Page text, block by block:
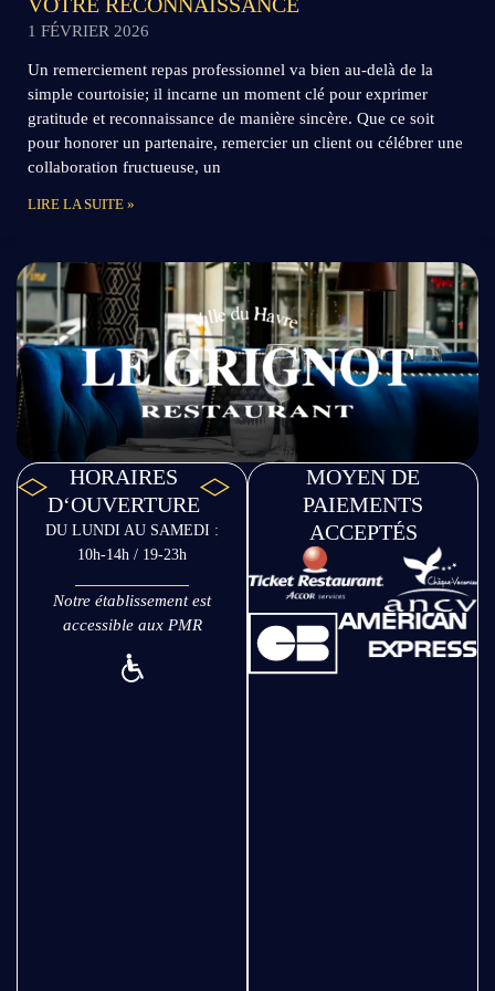
1 FÉVRIER 2026
Un remerciement repas professionnel va bien au-delà de la
simple courtoisie; il incarne un moment clé pour exprimer
gratitude et reconnaissance de manière sincère. Que ce soit
pour honorer un partenaire, remercier un client ou célébrer une
collaboration fructueuse, un
LIRE LA SUITE »
HORAIRES
D‘OUVERTURE
DU LUNDI AU SAMEDI :
10h-14h / 19-23h
Notre établissement est
accessible aux PMR
MOYEN DE
PAIEMENTS
ACCEPTÉS